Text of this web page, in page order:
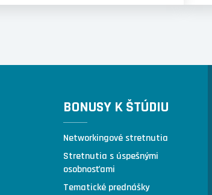
BONUSY K ŠTÚDIU
Networkingové stretnutia
Stretnutia s úspešnými
osobnosťami
Tematické prednášky